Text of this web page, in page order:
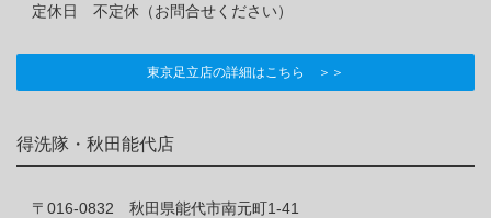
定休日 不定休（お問合せください）
東京足立店の詳細はこちら ＞＞
得洗隊・秋田能代店
〒016-0832 秋田県能代市南元町1-41